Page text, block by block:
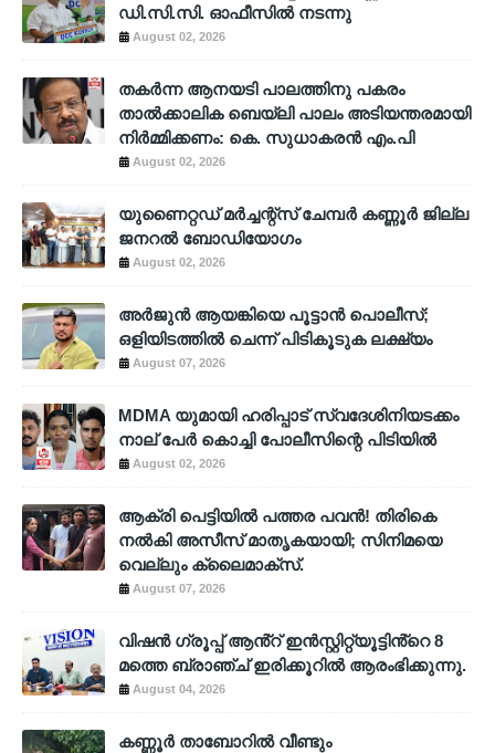
ഡി.സി.സി. ഓഫീസിൽ നടന്നു
August 02, 2026
തകർന്ന ആനയടി പാലത്തിനു പകരം
താൽക്കാലിക ബെയ്‌ലി പാലം അടിയന്തരമായി
നിർമ്മിക്കണം: കെ. സുധാകരൻ എം.പി
August 02, 2026
യുണൈറ്റഡ് മർച്ചന്റ്സ് ചേമ്പർ കണ്ണൂർ ജില്ല
ജനറൽ ബോഡിയോഗം
August 02, 2026
അര്‍ജുന്‍ ആയങ്കിയെ പൂട്ടാന്‍ പൊലീസ്;
ഒളിയിടത്തില്‍ ചെന്ന് പിടികൂടുക ലക്ഷ്യം
August 07, 2026
MDMA യുമായി ഹരിപ്പാട് സ്വദേശിനിയടക്കം
നാല് പേർ കൊച്ചി പോലീസിന്റെ പിടിയിൽ
August 02, 2026
ആക്രി പെട്ടിയിൽ പത്തര പവൻ! തിരികെ
നൽകി അസീസ് മാതൃകയായി; സിനിമയെ
വെല്ലും ക്ലൈമാക്സ്.
August 07, 2026
വിഷൻ ഗ്രൂപ്പ് ആൻ്റ് ഇൻസ്റ്റിറ്റ്യൂട്ടിൻ്റെ 8
മത്തെ ബ്രാഞ്ച് ഇരിക്കൂറിൽ ആരംഭിക്കുന്നു.
August 04, 2026
കണ്ണൂർ താബോറിൽ വീണ്ടും